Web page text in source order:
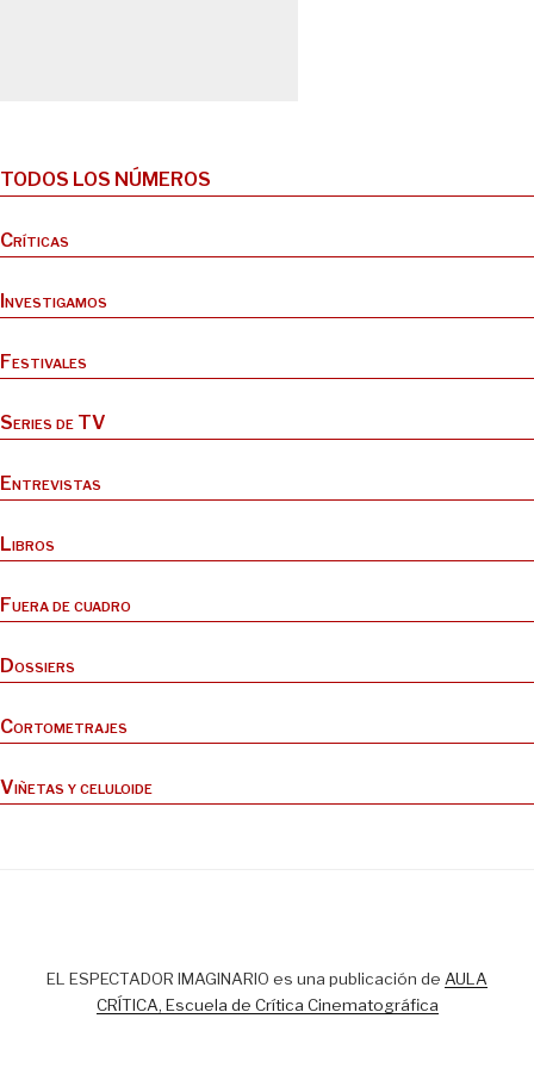
TODOS LOS NÚMEROS
Críticas
Investigamos
Festivales
Series de TV
Entrevistas
Libros
Fuera de cuadro
Dossiers
Cortometrajes
Viñetas y celuloide
EL ESPECTADOR IMAGINARIO es una publicación de AULA
CRÍTICA, Escuela de Crítica Cinematográfica